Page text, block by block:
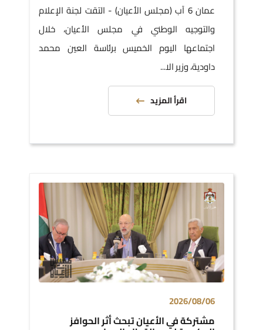
عمان 6 آب (مجلس الأعيان) - التقت لجنة الإعلام
والتوجيه الوطني في مجلس الأعيان، خلال
اجتماعها اليوم الخميس برئاسة العين محمد
داودية، وزير الا...
اقرأ المزيد
2026/08/06
مشتركة في الأعيان تبحث أثر الحوافز